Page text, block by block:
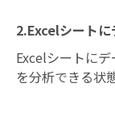
2.Excelシート
Excelシートに
を分析できる状